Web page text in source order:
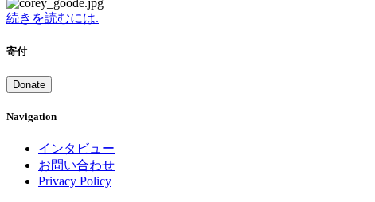
続きを読むには.
寄付
Donate
Navigation
インタビュー
お問い合わせ
Privacy Policy